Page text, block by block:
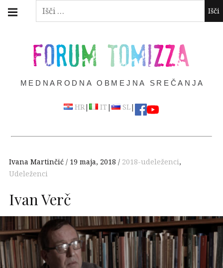
Išči:
Skip
FORUM TOMIZZA
MEDNARODNA OBMEJNA SREČANJA
HR| IT | SL|
navigation
Ivana Martinčić 19 maja, 2018 2018-udeleženci,
Udeleženci
Ivan Verč